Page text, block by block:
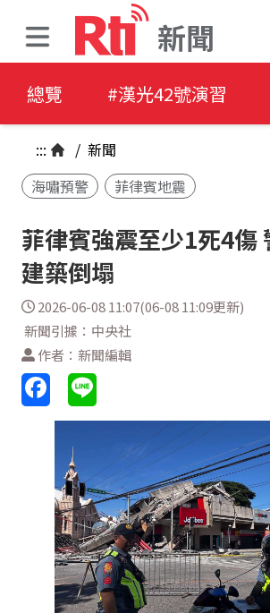
新聞
總覽 #漢光42號演習
::: / 新聞
海嘯預警
菲律賓地震
菲律賓強震至少1死4傷
建築倒塌
2026-06-08 11:07(06-08 11:09更新)
新聞引據：中央社
作者：新聞編輯